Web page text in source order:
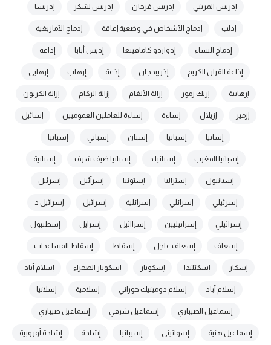
إدريس المريني إدريس فرحان إدريس لشكر إدريسا
إدلب إدماج الأشخاص في وضعية إعاقة إدماج الأمازيغية
إدماج النساء إدواردو كامافينغا إديس أبابا إذاعة
إذاعة القرآن الكريم إذريبدجان إذعة إرهاب إرهابي
إرهابية إريك زمور إزالة الألغام إزالة الركام إزالة الكربون
إزمير إزيلال إساءة إساءة للعاملين العموميين إسائيل
إسانيا إسباتيا إسبان إسباني إسبانيا
إسبانيا المغرب إسبانيا د إسبانيا ضيف شرف إسبانية
إسبانيول إستراليا إستونيا إسرأئيل إسرئيل
إسرئيلي إسرائلي إسرائلية إسرائيل إسرائيل د
إسرائيلي إسرائيليين إسراائيل إسرايل إسطنبول
إسعاف إسعاف عاجل إسقاط إسقاط المساعدات
إسكار إسكتلندا إسكوبار إسكوبار الصحراء إسلام آباد
إسلام أباد إسلام دومينيك حوراني إسلامية إسلانيا
إسماعيل الصيباري إسماعيل شرقي إسماعيل صيباري
إسماعيل هنية إسواتيني إسيبانيا إشادة إشادة أوروبية